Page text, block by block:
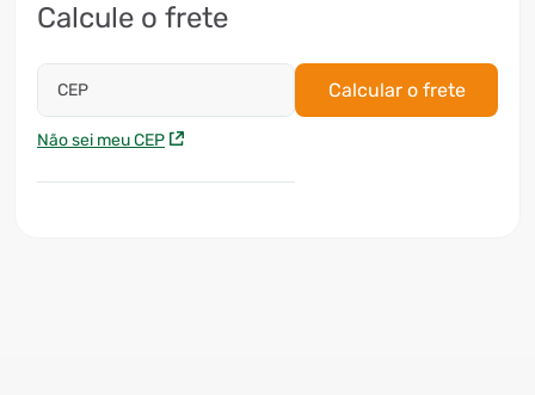
Calcule o frete
CEP
Não sei meu CEP
Calcular o frete